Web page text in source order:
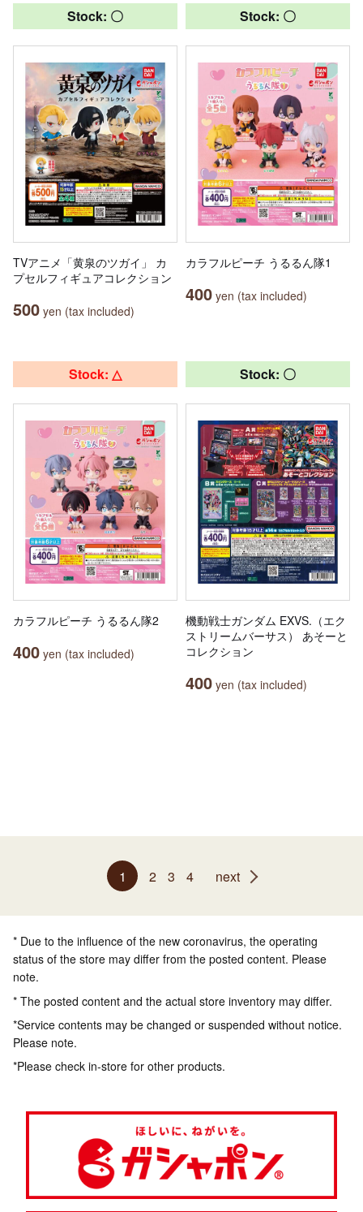
Stock: 〇
TVアニメ「黄泉のツガイ」 カ
プセルフィギュアコレクション
500 yen (tax included)
Stock: 〇
カラフルピーチ うるるん隊1
400 yen (tax included)
Stock: △
カラフルピーチ うるるん隊2
400 yen (tax included)
Stock: 〇
機動戦士ガンダム EXVS.（エク
ストリームバーサス） あそーと
コレクション
400 yen (tax included)
1 2 3 4 next
* Due to the influence of the new coronavirus, the operating
status of the store may differ from the posted content. Please
note.
* The posted content and the actual store inventory may differ.
*Service contents may be changed or suspended without notice.
Please note.
*Please check in-store for other products.